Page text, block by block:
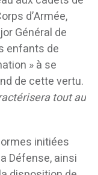
d’Armée,
Général de
enfants de
» à se
de cette vertu.
tout au
initiées
Défense, ainsi